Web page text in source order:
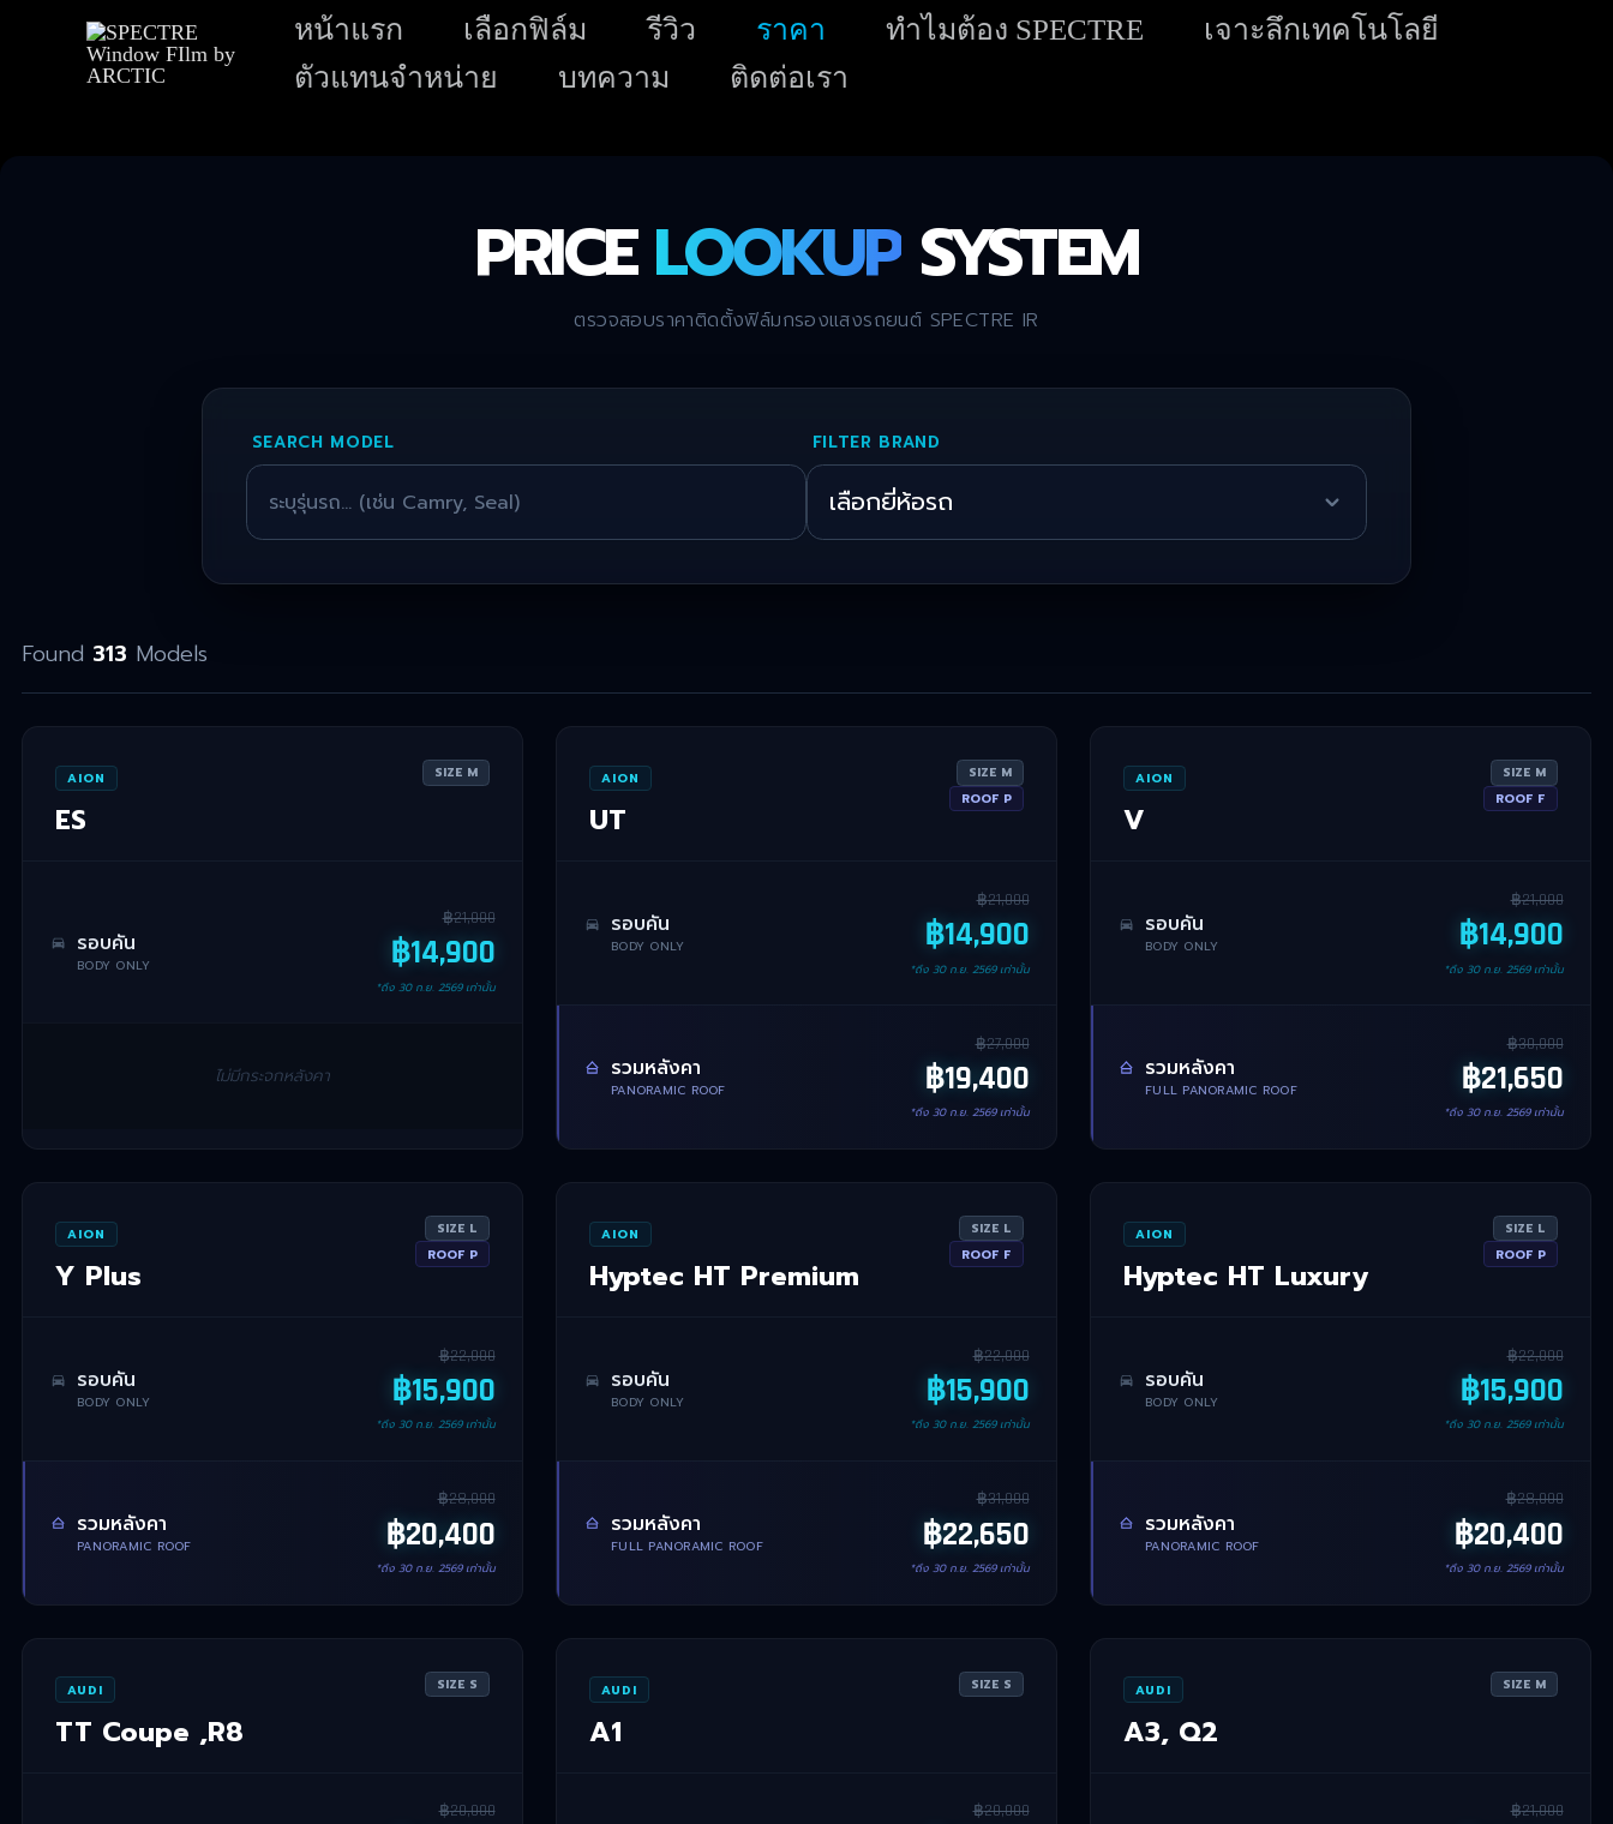
to
content
หน้าแรก เลือกฟิล์ม รีวิว ราคา ทำไมต้อง SPECTRE
เจาะลึกเทคโนโลยี
ตัวแทนจำหน่าย
บทความ ติดต่อเรา
PRICELOOKUP SYSTEM
ตรวจสอบราคาติดตั้งฟิล์มกรองแสงรถยนต์ SPECTRE IR
SEARCH MODEL FILTER BRAND
Found 313 Models
AION
ES
SIZE M
รอบคัน
BODY ONLY
฿21,000
฿14,900
*ถึง 30 ก.ย. 2569เท่านั้น
ไม่มีกระจกหลังคา
AION
UT
SIZE M
ROOF P
รอบคัน
BODY ONLY
฿21,000
฿14,900
*ถึง 30 ก.ย. 2569เท่านั้น
รวมหลังคา
PANORAMIC ROOF
฿27,000
฿19,400
*ถึง 30 ก.ย. 2569เท่านั้น
AION
V
SIZE M
ROOF F
รอบคัน
BODY ONLY
฿21,000
฿14,900
*ถึง 30 ก.ย. 2569เท่านั้น
รวมหลังคา
FULL PANORAMIC ROOF
฿30,000
฿21,650
*ถึง 30 ก.ย. 2569เท่านั้น
AION
Y Plus
SIZE L
ROOF P
รอบคัน
BODY ONLY
฿22,000
฿15,900
*ถึง 30 ก.ย. 2569เท่านั้น
รวมหลังคา
PANORAMIC ROOF
฿28,000
฿20,400
*ถึง 30 ก.ย. 2569เท่านั้น
AION
Hyptec HT Premium
SIZE L
ROOF F
รอบคัน
BODY ONLY
฿22,000
฿15,900
*ถึง 30 ก.ย. 2569เท่านั้น
รวมหลังคา
FULL PANORAMIC ROOF
฿31,000
฿22,650
*ถึง 30 ก.ย. 2569เท่านั้น
AION
Hyptec HT Luxury
SIZE L
ROOF P
รอบคัน
BODY ONLY
฿22,000
฿15,900
*ถึง 30 ก.ย. 2569เท่านั้น
รวมหลังคา
PANORAMIC ROOF
฿28,000
฿20,400
*ถึง 30 ก.ย. 2569เท่านั้น
AUDI
TT Coupe ,R8
SIZE S
฿20,000
AUDI
A1
SIZE S
฿20,000
AUDI
A3, Q2
SIZE M
฿21,000